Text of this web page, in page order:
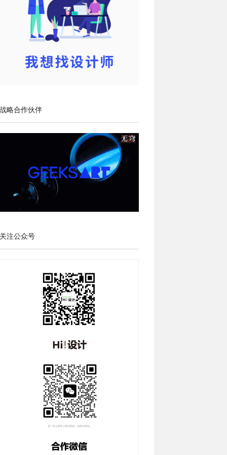
略合作伙伴
注公众号